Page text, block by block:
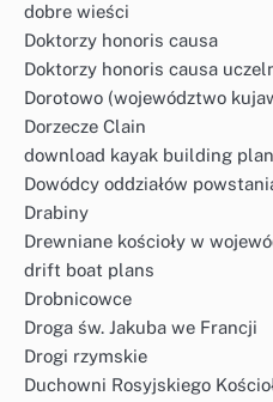
dobre wieści
Doktorzy honoris causa
Doktorzy honoris causa
Dorotowo (województwo
Dorzecze Clain
download kayak building
Dowódcy oddziałów
Drabiny
Drewniane kościoły w
drift boat plans
Drobnicowce
Droga św. Jakuba we Francji
Drogi rzymskie
Duchowni Rosyjskiego